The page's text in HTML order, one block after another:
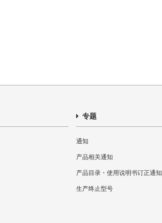
专题
通知
产品相关通知
产品目录・使用说明书订正通知
生产终止型号